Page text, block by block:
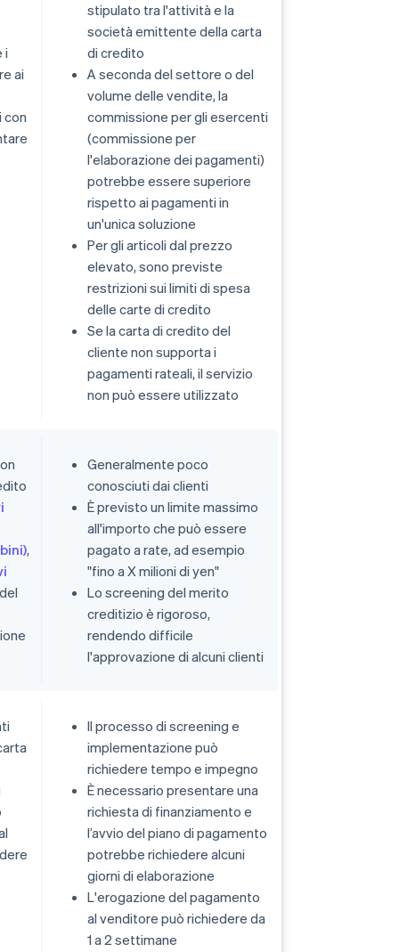
i
ai
con
stipulato tra l'attività e la
società emittente della carta
di credito
A seconda del settore o del
volume delle vendite, la
commissione per gli esercenti
(commissione per
l'elaborazione dei pagamenti)
potrebbe essere superiore
rispetto ai pagamenti in
un'unica soluzione
Per gli articoli dal prezzo
elevato, sono previste
restrizioni sui limiti di spesa
delle carte di credito
Se la carta di credito del
cliente non supporta i
pagamenti rateali, il servizio
non può essere utilizzato
,
Generalmente poco
conosciuti dai clienti
È previsto un limite massimo
all'importo che può essere
pagato a rate, ad esempio
"fino a X milioni di yen"
Lo screening del merito
creditizio è rigoroso,
rendendo difficile
l'approvazione di alcuni clienti
Il processo di screening e
implementazione può
richiedere tempo e impegno
È necessario presentare una
richiesta di finanziamento e
l’avvio del piano di pagamento
potrebbe richiedere alcuni
giorni di elaborazione
L'erogazione del pagamento
al venditore può richiedere da
1 a 2 settimane